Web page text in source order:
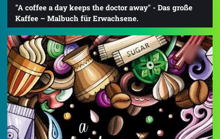
"A coffee a day keeps the doctor away" - Das große
Kaffee – Malbuch für Erwachsene.